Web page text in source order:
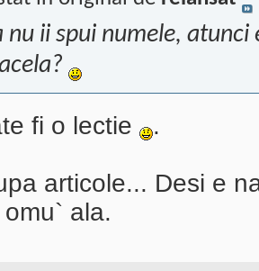
nu ii spui numele,
fi o lectie .
articole... Desi e
ala.